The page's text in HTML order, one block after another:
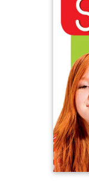
Bénéficiez
Téléchargez
Recevez